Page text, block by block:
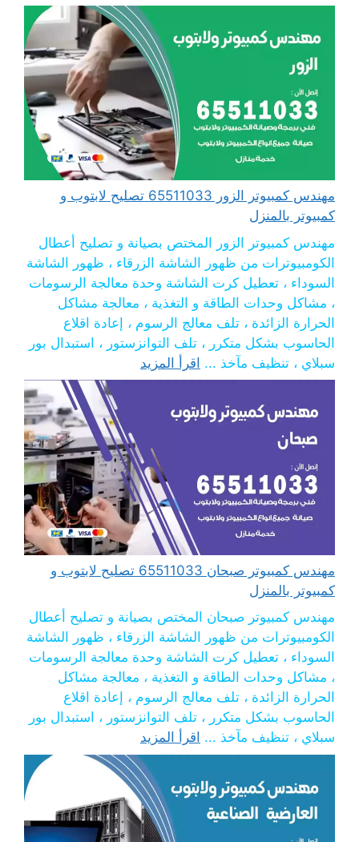
مهندس كمبيوتر الزور 65511033 تصليح لابتوب و
كمبيوتر بالمنزل
مهندس كمبيوتر الزور المختص بصيانة و تصليح أعطال
الكومبيوترات من ظهور الشاشة الزرقاء ، ظهور الشاشة
السوداء ، تعطيل كرت الشاشة وحدة معالجة الرسومات
، مشاكل وحدات الطاقة و التغذية ، معالجة مشاكل
الحرارة الزائدة ، تلف معالج الرسوم ، إعادة اقلاع
الحاسوب بشكل متكرر ، تلف التوانزستور ، استبدال بور
سبلاي ، تنظيف مآخذ ... اقرأ المزيد
مهندس كمبيوتر صبحان 65511033 تصليح لابتوب و
كمبيوتر بالمنزل
مهندس كمبيوتر صبحان المختص بصيانة و تصليح أعطال
الكومبيوترات من ظهور الشاشة الزرقاء ، ظهور الشاشة
السوداء ، تعطيل كرت الشاشة وحدة معالجة الرسومات
، مشاكل وحدات الطاقة و التغذية ، معالجة مشاكل
الحرارة الزائدة ، تلف معالج الرسوم ، إعادة اقلاع
الحاسوب بشكل متكرر ، تلف التوانزستور ، استبدال بور
سبلاي ، تنظيف مآخذ ... اقرأ المزيد